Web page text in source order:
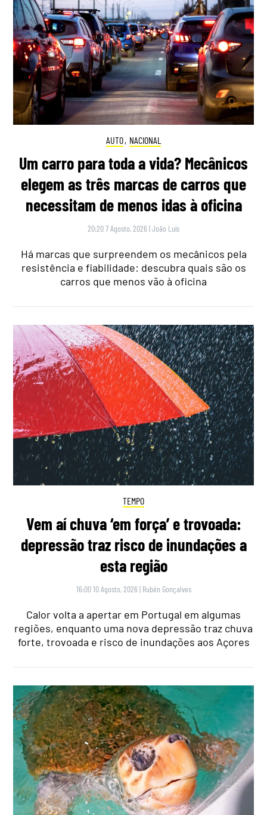
AUTO, NACIONAL
Um carro para toda a vida? Mecânicos
elegem as três marcas de carros que
necessitam de menos idas à oficina
20:20 7 Agosto, 2026 |João Luís
Há marcas que surpreendem os mecânicos pela
resistência e fiabilidade: descubra quais são os
carros que menos vão à oficina
TEMPO
Vem aí chuva ‘em força’ e trovoada:
depressão traz risco de inundações a
esta região
16:00 10 Agosto, 2026 | Rubén Gonçalves
Calor volta a apertar em Portugal em algumas
regiões, enquanto uma nova depressão traz chuva
forte, trovoada e risco de inundações aos Açores